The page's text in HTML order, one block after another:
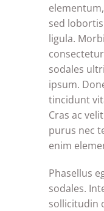
sed
ligula.
sodales
ipsum.
tincidunt
Cras ac
purus nec
enim
Phasellus
sodales.
sollicitudin